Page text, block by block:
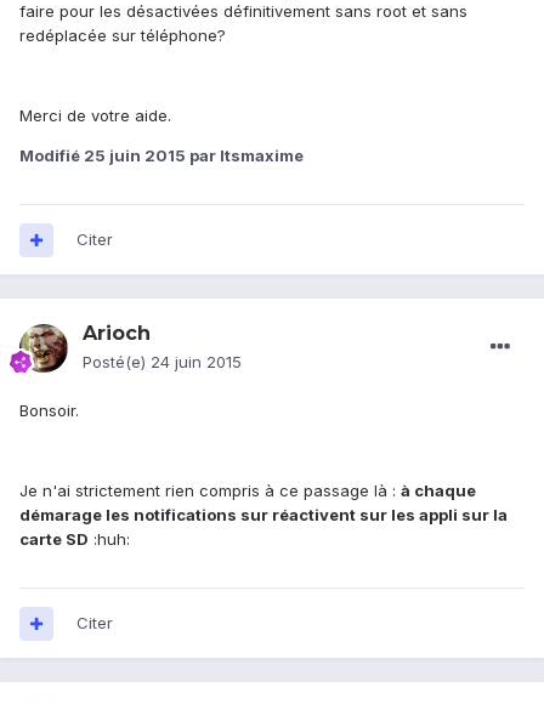
faire pour les désactivées définitivement sans root et sans
redéplacée sur téléphone?
Merci de votre aide.
Modifié 25 juin 2015 par Itsmaxime
Citer
Arioch
Posté(e) 24 juin 2015
Bonsoir.
Je n'ai strictement rien compris à ce passage là : à chaque
démarage les notifications sur réactivent sur les appli sur la
carte SD :huh:
Citer